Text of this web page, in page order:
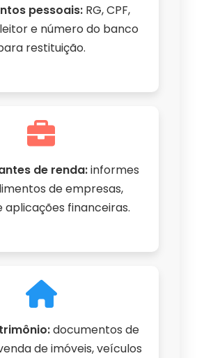
pessoais: RG, CPF,
e número do banco
restituição.
de renda:informes
de empresas,
aplicações financeiras.
documentos de
de imóveis, veículos